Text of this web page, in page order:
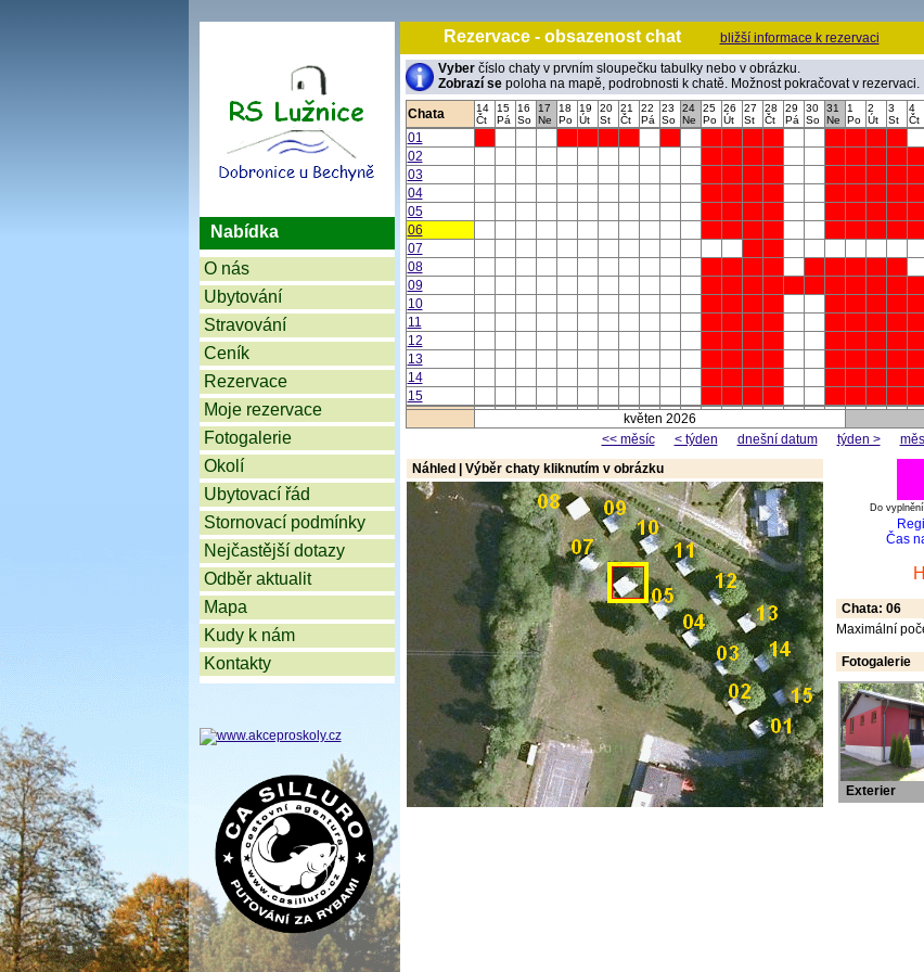
Nabídka
O nás
Ubytování
Stravování
Ceník
Rezervace
Moje rezervace
Fotogalerie
Okolí
Ubytovací řád
Stornovací podmínky
Nejčastější dotazy
Odběr aktualit
Mapa
Kudy k nám
Kontakty
Rezervace - obsazenost chat bližší informace k rezervaci
Vyberčíslo chaty v prvním sloupečku tabulky nebo v obrázku.
Zobrazí sepoloha na mapě, podrobnosti k chatě. Možnost pokračovat v rezervaci.
Chata
14
Čt
15
Pá
16
So
17
Ne
18
Po
19
Út
20
St
21
Čt
22
Pá
23
So
24
Ne
25
Po
26
Út
27
St
28
Čt
29
Pá
30
So
31
Ne
1
Po
2
Út
3
St
4
Čt
01
02
03
04
05
06
07
08
09
10
11
12
13
14
15
květen 2026
<< měsíc
< týden dnešní datum týden >
Náhled | Výběr chaty kliknutím v obrázku
Do
Čas
Chata: 06
Maximální
Fotogalerie
Exterier